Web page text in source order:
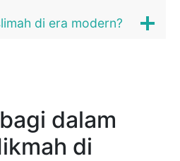
di era modern?
dalam
di